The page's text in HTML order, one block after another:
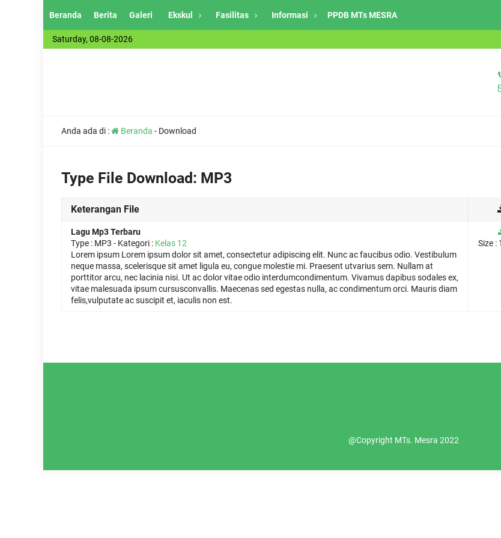
Beranda Berita Galeri Ekskul Fasilitas Informasi PPDB MTs MESRA
Saturday, 08-08-2026
Anda ada di : Beranda - Download
Type File Download: MP3
Keterangan File
Lagu Mp3 Terbaru
Type : MP3 - Kategori : Kelas 12
Lorem ipsum Lorem ipsum dolor sit amet, consectetur adipiscing elit. Nunc ac faucibus odio. Vestibulum
neque massa, scelerisque sit amet ligula eu, congue molestie mi. Praesent utvarius sem. Nullam at
porttitor arcu, nec lacinia nisi. Ut ac dolor vitae odio interdumcondimentum. Vivamus dapibus sodales ex,
vitae malesuada ipsum cursusconvallis. Maecenas sed egestas nulla, ac condimentum orci. Mauris diam
felis,vulputate ac suscipit et, iaculis non est.
Size :
@Copyright MTs. Mesra 2022